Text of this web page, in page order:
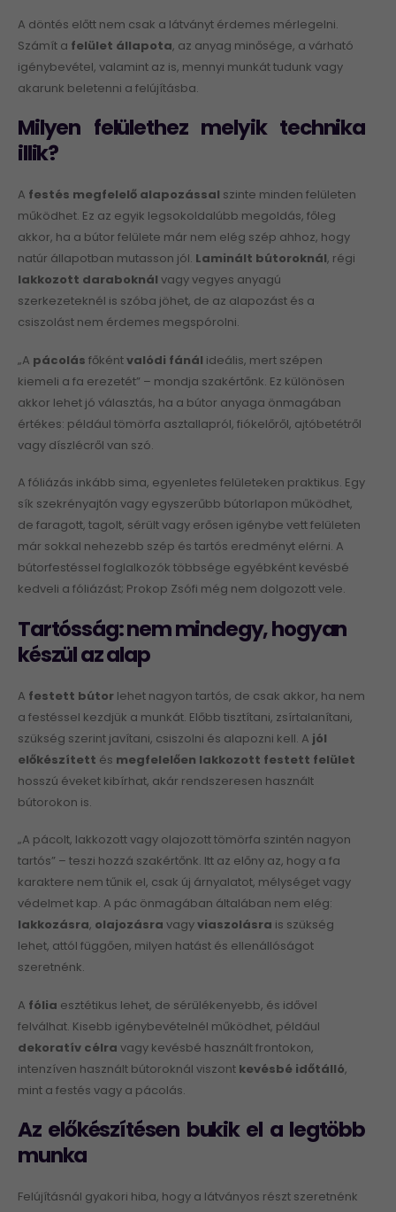
A döntés előtt nem csak a látványt érdemes mérlegelni.
Számít a felület állapota, az anyag minősége, a várható
igénybevétel, valamint az is, mennyi munkát tudunk vagy
akarunk beletenni a felújításba.
Milyen felülethez melyik technika
illik?
A festés megfelelő alapozással szinte minden felületen
működhet. Ez az egyik legsokoldalúbb megoldás, főleg
akkor, ha a bútor felülete már nem elég szép ahhoz, hogy
natúr állapotban mutasson jól. Laminált bútoroknál, régi
lakkozott daraboknál vagy vegyes anyagú
szerkezeteknél is szóba jöhet, de az alapozást és a
csiszolást nem érdemes megspórolni.
„A pácolás főkéntvalódi fánál ideális, mert szépen
kiemeli a fa erezetét” – mondja szakértőnk. Ez különösen
akkor lehet jó választás, ha a bútor anyaga önmagában
értékes: például tömörfa asztallapról, fiókelőről, ajtóbetétről
vagy díszlécről van szó.
A fóliázás inkább sima, egyenletes felületeken praktikus. Egy
sík szekrényajtón vagy egyszerűbb bútorlapon működhet,
de faragott, tagolt, sérült vagy erősen igénybe vett felületen
már sokkal nehezebb szép és tartós eredményt elérni. A
bútorfestéssel foglalkozók többsége egyébként kevésbé
kedveli a fóliázást; Prokop Zsófi még nem dolgozott vele.
Tartósság: nem mindegy, hogyan
készül az alap
A festett bútor lehet nagyon tartós, de csak akkor, ha nem
a festéssel kezdjük a munkát. Előbb tisztítani, zsírtalanítani,
szükség szerint javítani, csiszolni és alapozni kell. A jól
előkészített és megfelelően lakkozott festett felület
hosszú éveket kibírhat, akár rendszeresen használt
bútorokon is.
„A pácolt, lakkozott vagy olajozott tömörfa szintén nagyon
tartós” – teszi hozzá szakértőnk. Itt az előny az, hogy a fa
karaktere nem tűnik el, csak új árnyalatot, mélységet vagy
védelmet kap. A pác önmagában általában nem elég:
lakkozásra, olajozásra vagyviaszolásra is szükség
lehet, attól függően, milyen hatást és ellenállóságot
szeretnénk.
A fólia esztétikus lehet, de sérülékenyebb, és idővel
felválhat. Kisebb igénybevételnél működhet, például
dekoratív célra vagy kevésbé használt frontokon,
intenzíven használt bútoroknál viszont kevésbé időtálló,
mint a festés vagy a pácolás.
Az előkészítésen bukik el a legtöbb
munka
Felújításnál gyakori hiba, hogy a látványos részt szeretnénk